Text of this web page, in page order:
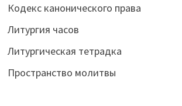
Кодекс канонического права
Литургия часов
Литургическая тетрадка
Пространство молитвы